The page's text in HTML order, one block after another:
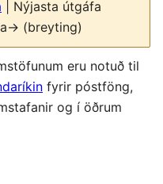
| Nýjasta útgáfa
(breyting)
eru notuð til
fyrir póstföng,
og í öðrum